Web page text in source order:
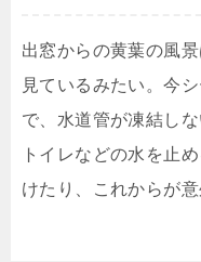
出窓からの黄葉の風
見ているみたい。今
で、水道管が凍結し
トイレなどの水を止
けたり、これからが意